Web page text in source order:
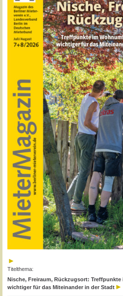
Titelthema:
Nische, Freiraum, Rückzugsort:
wichtiger für das Miteinander in der Stadt